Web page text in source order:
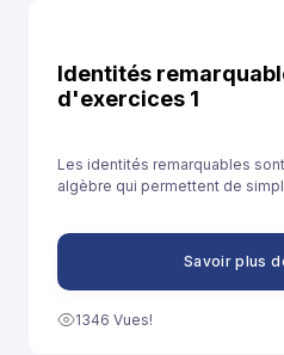
Identités
d'exercices 1
Les identités remarquables
algèbre qui permettent de
des expressions ou résoudre
facilement.
Savoir plus
1346 Vues!